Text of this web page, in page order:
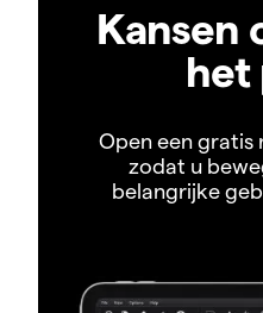
Kansen
het
Open een gratis
zodat u
belangrijke